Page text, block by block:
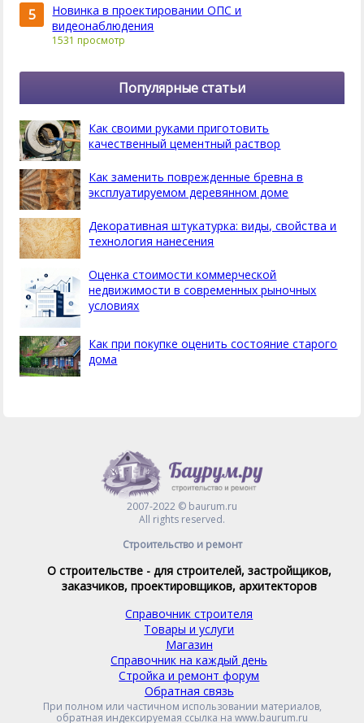
5
Новинка в проектировании ОПС и
видеонаблюдения
1531 просмотр
Популярные статьи
Как своими руками приготовить
качественный цементный раствор
Как заменить поврежденные бревна в
эксплуатируемом деревянном доме
Декоративная штукатурка: виды, свойства и
технология нанесения
Оценка стоимости коммерческой
недвижимости в современных рыночных
условиях
Как при покупке оценить состояние старого
дома
2007-2022 © baurum.ru
All rights reserved.
Строительство и ремонт
О строительстве - для строителей, застройщиков,
заказчиков, проектировщиков, архитекторов
Справочник строителя
Товары и услуги
Магазин
Справочник на каждый день
Стройка и ремонт форум
Обратная связь
При полном или частичном использовании материалов,
обратная индексируемая ссылка на www.baurum.ru